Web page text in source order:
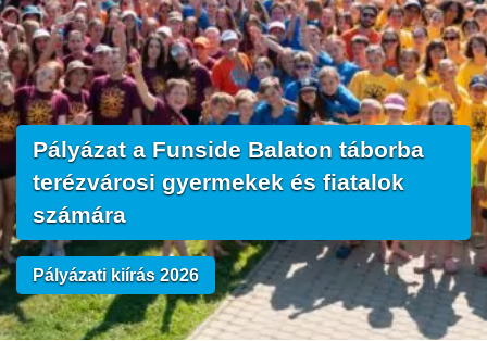
Pályázat a Funside Balaton táborba
terézvárosi gyermekek és fiatalok
számára
Pályázati kiírás 2026